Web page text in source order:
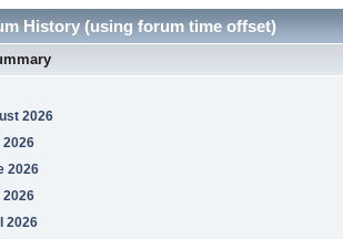
History (using forum time offset)
2026
2026
2026
2026
2026